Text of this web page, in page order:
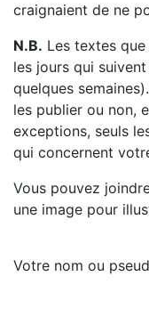
craignaient de ne
N.B. Les textes
les jours qui
quelques
les publier ou non,
exceptions, seuls
qui concernent
Vous pouvez
une image pour
Votre nom ou